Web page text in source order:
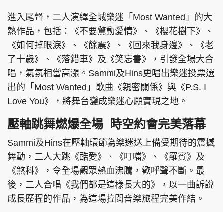
進入尾聲，二人演繹全城樂迷「Most Wanted」的大
熱作品，包括：《不要驚動愛情》、《櫻花樹下》、
《如何掉眼淚》、《餘震》、《回來我身邊》、《老
了十歲》、《落錯車》及《笑忘書》，引發全場大合
唱，氣氛相當高漲。Sammi及Hins更唱出樂迷投票選
出的「Most Wanted」歌曲《親密關係》與《P.S. I
Love You》，將舞台變成樂迷心願實現之地。
壓軸跳舞燃爆全場 時空約會完美落幕
Sammi及Hins在壓軸環節為樂迷送上備受期待的震撼
舞動，二人大跳《酷愛》、《叮噹》、《羅賓》及
《煞科》，令全場觀眾熱血沸騰，歡呼聲不斷。最
後，二人合唱《我們都是這樣長大的》，以一曲訴說
成長歷程的作品，為這場拉闊音樂旅程完美作結。